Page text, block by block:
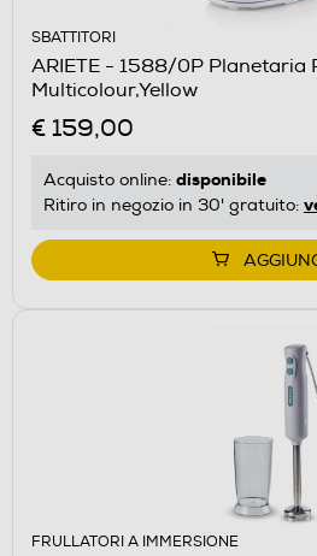
SBATTITORI
ARIETE - 1588/0P Planetaria
Multicolour,Yellow
€ 159,00
Acquisto online: disponibile
Ritiro in negozio in 30' gratuito:
FRULLATORI A IMMERSIONE